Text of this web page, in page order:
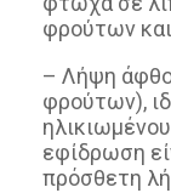
φρούτων
– Λήψη
φρούτων),
εφίδρωση
πρόσθετη